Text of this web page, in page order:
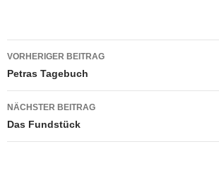
Beitragsnavigation
VORHERIGER BEITRAG
Petras Tagebuch
NÄCHSTER BEITRAG
Das Fundstück